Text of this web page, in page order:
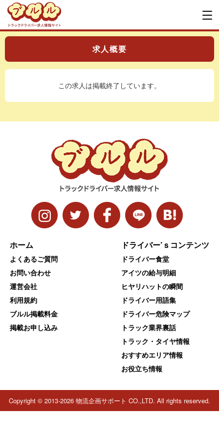
求人概要
この求人は掲載終了しています。
ホーム
よくあるご質問
お問い合わせ
運営会社
利用規約
ブルル掲載料金
掲載お申し込み
ドライバー’ｓコンテンツ
ドライバー食堂
アイツの給与明細
ヒヤリハットの瞬間
ドライバー用語集
ドライバー危険マップ
トラック業界裏話
トラック・タイヤ情報
おすすめエリア情報
お役立ち情報
Copyright © 2013-2026 物流企画サポート CO.,LTD. All rights reserved.